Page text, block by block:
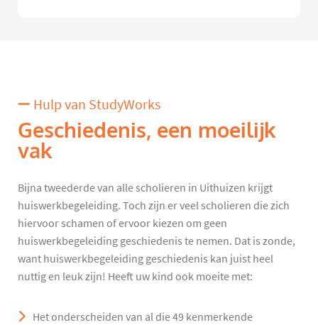
Hulp van StudyWorks
Geschiedenis, een moeilijk
vak
Bijna tweederde van alle scholieren in Uithuizen krijgt
huiswerkbegeleiding. Toch zijn er veel scholieren die zich
hiervoor schamen of ervoor kiezen om geen
huiswerkbegeleiding geschiedenis te nemen. Dat is zonde,
want huiswerkbegeleiding geschiedenis kan juist heel
nuttig en leuk zijn! Heeft uw kind ook moeite met:
Het onderscheiden van al die 49 kenmerkende